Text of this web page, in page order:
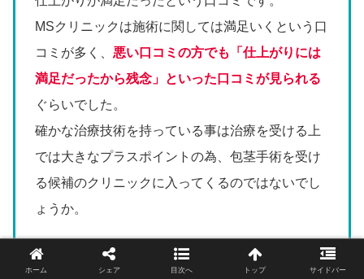
MSクリニックは施術に関しては満足いくという口
コミが多く、 悪い口コミの方でも「仕上がりには
満足だったから残念」といった口コミが見られる
ぐらいでした。
確かな治療技術を持っている事は治療を受ける上
では大きなプラスポイントの為、包茎手術を受け
る候補のクリニックに入ってくるのではないでし
ょうか。
ホーム シェア 目次へ トップ サイドバー